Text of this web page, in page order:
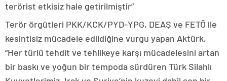
terörist etkisiz hale getirilmiştir”
Terör örgütleri PKK/KCK/PYD-YPG, DEAŞ ve FETÖ ile
kesintisiz mücadele edildiğine vurgu yapan Aktürk,
“Her türlü tehdit ve tehlikeye karşı mücadelesini artan
bir baskı ve yoğun bir tempoda sürdüren Türk Silahlı